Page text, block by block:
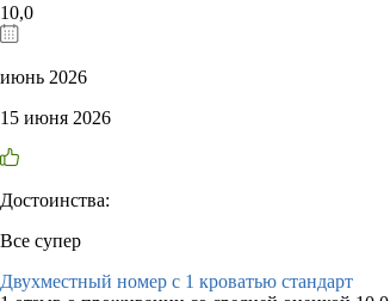
10,0
июнь 2026
15 июня 2026
Достоинства:
Все супер
Двухместный номер с 1 кроватью стандарт